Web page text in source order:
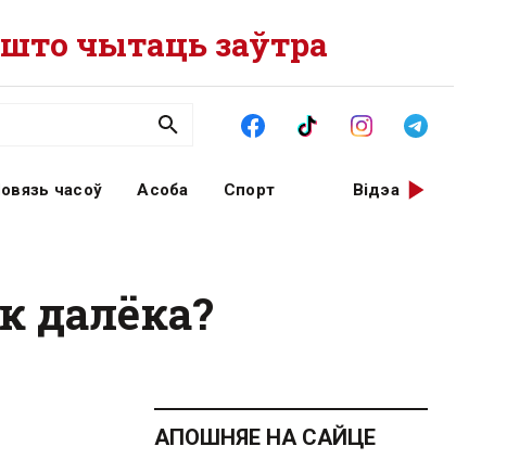
чытаць заўтра
часоў Асоба Спорт Відэа
далёка?
АПОШНЯЕ НА САЙЦЕ